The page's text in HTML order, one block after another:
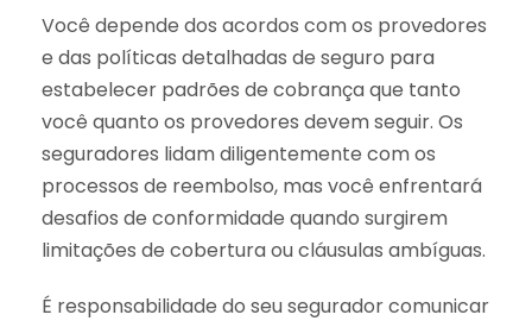
Você depende dos acordos com os provedores
e das políticas detalhadas de seguro para
estabelecer padrões de cobrança que tanto
você quanto os provedores devem seguir. Os
seguradores lidam diligentemente com os
processos de reembolso, mas você enfrentará
desafios de conformidade quando surgirem
limitações de cobertura ou cláusulas ambíguas.
É responsabilidade do seu segurador comunicar